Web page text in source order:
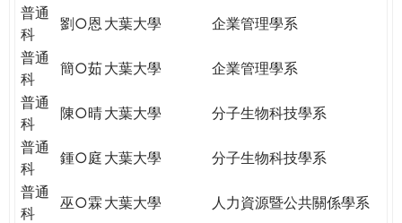
普通
科
劉○恩 大葉大學
企業管理學系
普通
科
簡○茹大葉大學
企業管理學系
普通
科
陳○晴大葉大學
分子生物科技學系
普通
科
鍾○庭 大葉大學
分子生物科技學系
普通
科
巫○霖 大葉大學
人力資源暨公共關係學系